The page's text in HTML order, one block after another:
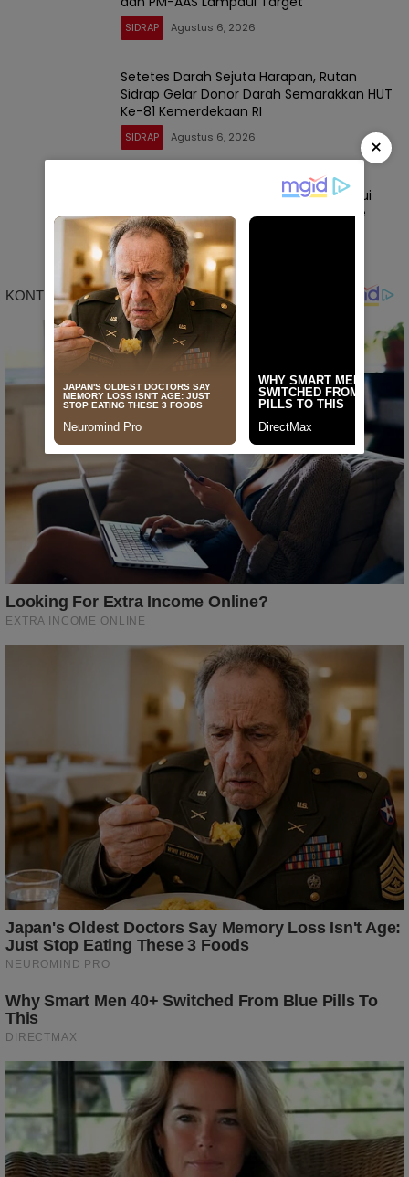
SIDRAP Agustus 6, 2026
Setetes Darah Sejuta Harapan, Rutan
Sidrap Gelar Donor Darah Semarakkan HUT
Ke-81 Kemerdekaan RI
SIDRAP Agustus 6, 2026
Panen Perdana PM-AAS Sidrap Lampaui
Target, Hasil Capai 11,2 Ton per Hektare
SIDRAP Agustus 6, 2026
×